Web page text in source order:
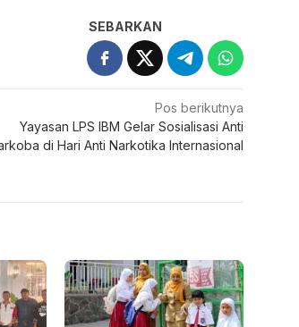
SEBARKAN
Pos berikutnya
Yayasan LPS IBM Gelar Sosialisasi Anti
di Hari Anti Narkotika Internasional